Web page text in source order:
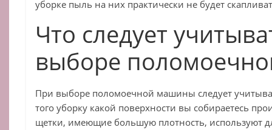
уборке пыль на них практически не будет
Что следует
выборе
При выборе поломоечной машины следует
того уборку какой поверхности вы собираетесь
щетки, имеющие большую плотность, используют